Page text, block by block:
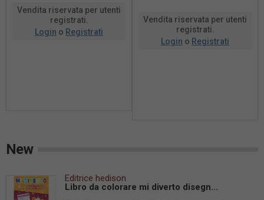
Vendita riservata per utenti
registrati.
Login o Registrati
Vendita riservata per utenti
registrati.
Login o Registrati
New
Editrice hedison
Libro da colorare mi diverto disegn...